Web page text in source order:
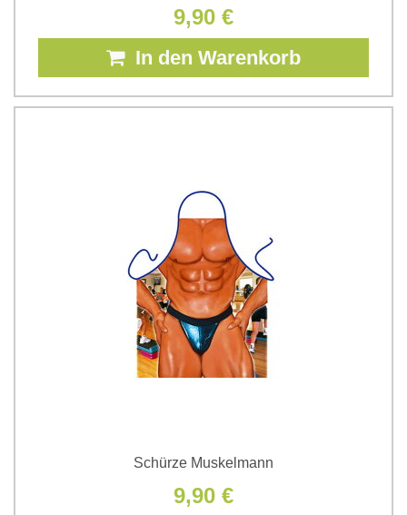
9,90 €
In den Warenkorb
Schürze Muskelmann
9,90 €